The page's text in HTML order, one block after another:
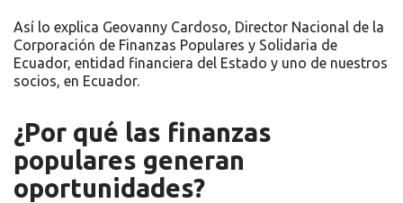
Así lo explica Geovanny Cardoso, Director Nacional de la
Corporación de Finanzas Populares y Solidaria de
Ecuador, entidad financiera del Estado y uno de nuestros
socios, en Ecuador.
¿Por qué las finanzas
populares generan
oportunidades?